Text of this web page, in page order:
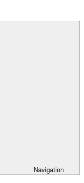
Navigation